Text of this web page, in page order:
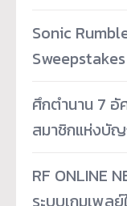
Sonic
Sweepstakes
ศึกตำนาน 7 อั
สมาชิกแห่งบั
RF ONLINE
ระบบเกมเพล